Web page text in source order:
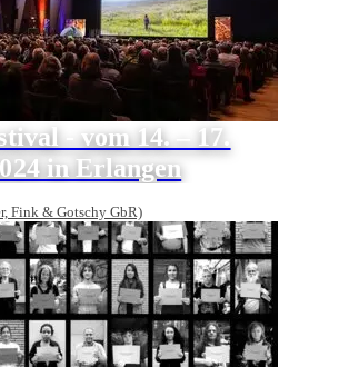
- vom 14. – 17.
in Erlangen
Fink & Gotschy GbR)